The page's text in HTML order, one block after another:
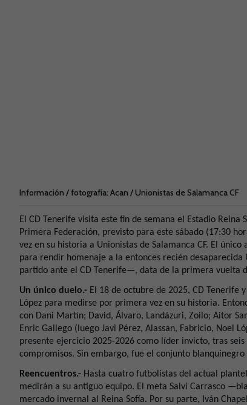
Información / fotografía: Acan / Unionistas de Salamanca CF
El CD Tenerife visita este fin de semana el Estadio
Primera Federación, previsto para este sábado (17:30
vez en su historia a Unionistas de Salamanca CF. El
para rendir homenaje a la entonces recién
partido ante el CD Tenerife—, data de la primera vuelta
Un único duelo.- El 18 de octubre de 2025, CD Tenerife
López para medirse por primera vez en su historia.
con Dani Martín; David, Álvaro, Landázuri, Zoilo; Aitor
Enric Gallego (luego Javi Pérez, Alassan, Fabricio, Noel
presente ejercicio 2025-2026 como líder invicto, tras
compromisos. Sin embargo, fue el conjunto
Reencuentros.- Hasta cuatro futbolistas del actual
medirán a su antiguo equipo. El meta Salvi Carrasco
mercado invernal al Reina Sofía. Por su parte, Iván